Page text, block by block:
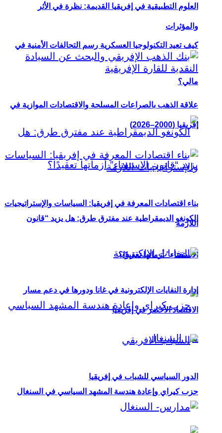
كيف تعيد التكنولوجيا العسكرية رسم التحالفات الأمنية في
مالي؟
الكونغو الديمقراطية عند مفترق طرق: هل يزيد “قانون
الاستفتاء” أزماتها تعقيدًا؟
حزب كيراي وإعادة هندسة المشهد السياسي في السنغال
العلوم التطبيقية في إفريقيا القديمة: نظرة في الأثر
والمؤثرات
علاقة الذهب بالصراعات المسلحة والاقتصادات الموازية في
إفريقيا (2000–2026)
بناء اقتصادات المعرفة في إفريقيا: السياسات والإستراتيجيات
اللازمة
إدارة النفايات الإلكترونية في غانا ودورها في دعم مسار
الاقتصاد الأخضر في إفريقيا
الدور السياسي للشباب في إفريقيا